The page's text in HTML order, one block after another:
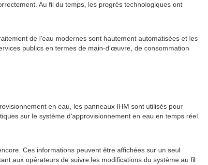
Au fil du temps, les progrès technologiques ont
de l'eau modernes sont hautement automatisées et les
publics en termes de main-d'œuvre, de consommation
en eau, les panneaux IHM sont utilisés pour
sur le système d'approvisionnement en eau en temps réel.
Ces informations peuvent être affichées sur un seul
aux opérateurs de suivre les modifications du système au fil